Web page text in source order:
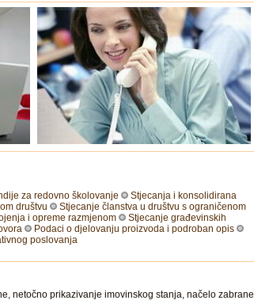
za redovno školovanje
Stjecanja i konsolidirana
društvu
Stjecanje članstva u društvu s ograničenom
i opreme razmjenom
Stjecanje građevinskih
Podaci o djelovanju proizvoda i podroban opis
poslovanja
netočno prikazivanje imovinskog stanja, načelo zabrane